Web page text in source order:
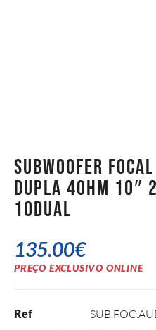
Subwoofer
Dupla 4Ohm 10″
10DUAL
135.00€
PREÇO EXCLUSIVO ONLINE
Ref